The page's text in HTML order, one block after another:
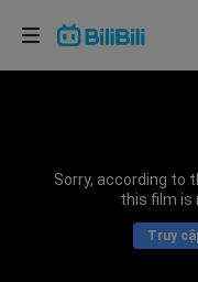
Sorry, according to
this film is
Truy
Lựa chọn ngôn
Bahasa Indonesia